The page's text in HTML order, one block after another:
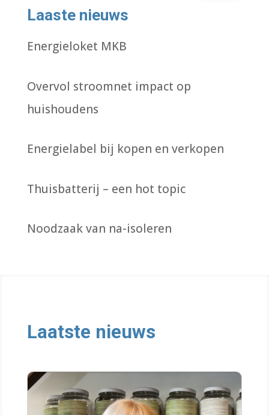
Laaste nieuws
Energieloket MKB
Overvol stroomnet impact op
huishoudens
Energielabel bij kopen en verkopen
Thuisbatterij – een hot topic
Noodzaak van na-isoleren
Laatste nieuws